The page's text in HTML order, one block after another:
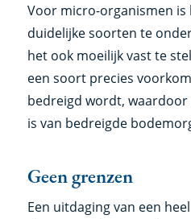
Voor micro-organismen is
duidelijke soorten te
het ook moeilijk vast te
een soort precies
bedreigd wordt,
is van bedreigde
Geen grenzen
Een uitdaging van een